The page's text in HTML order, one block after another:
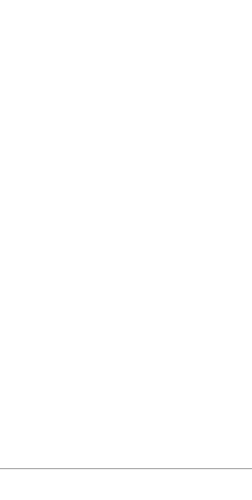
Details finden Sie
Support für folgende Aufgaben
Engpässe oder eine zu geringe
Ausgabenstrategie basierend auf Ihren
optional und kann jederzeit